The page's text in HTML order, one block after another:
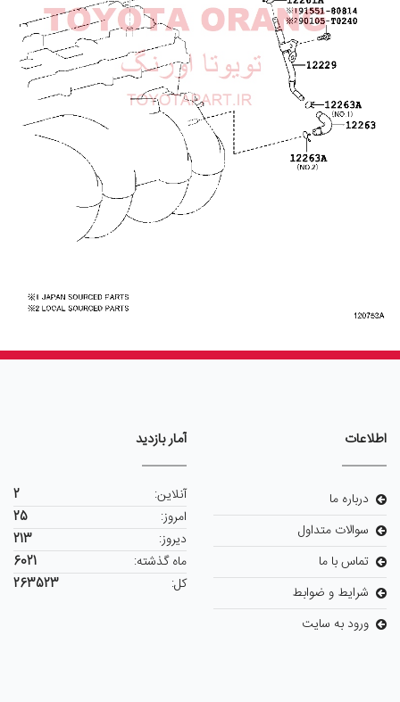
اطلاعات
درباره ما
سوالات متداول
تماس با ما
شرایط و ضوابط
ورود به سایت
آمار بازدید
آنلاین:
2
امروز:
25
دیروز:
213
ماه گذشته:
6021
کل:
263523